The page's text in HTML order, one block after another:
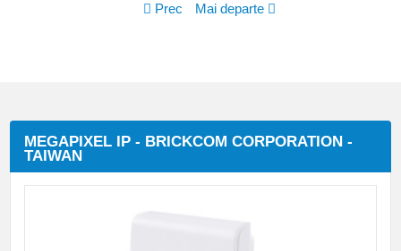
Prec Mai departe
MEGAPIXEL IP - BRICKCOM CORPORATION -
TAIWAN